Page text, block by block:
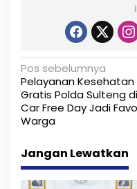
N
a
v
g
Pos sebelumnya
Pelayanan Kesehatan
Gratis Polda Sulteng di
Car Free Day Jadi
Warga
Jangan Lewatkan